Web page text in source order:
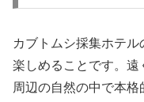
カブトムシ採集ホテ
楽しめることです。
周辺の自然の中で本格